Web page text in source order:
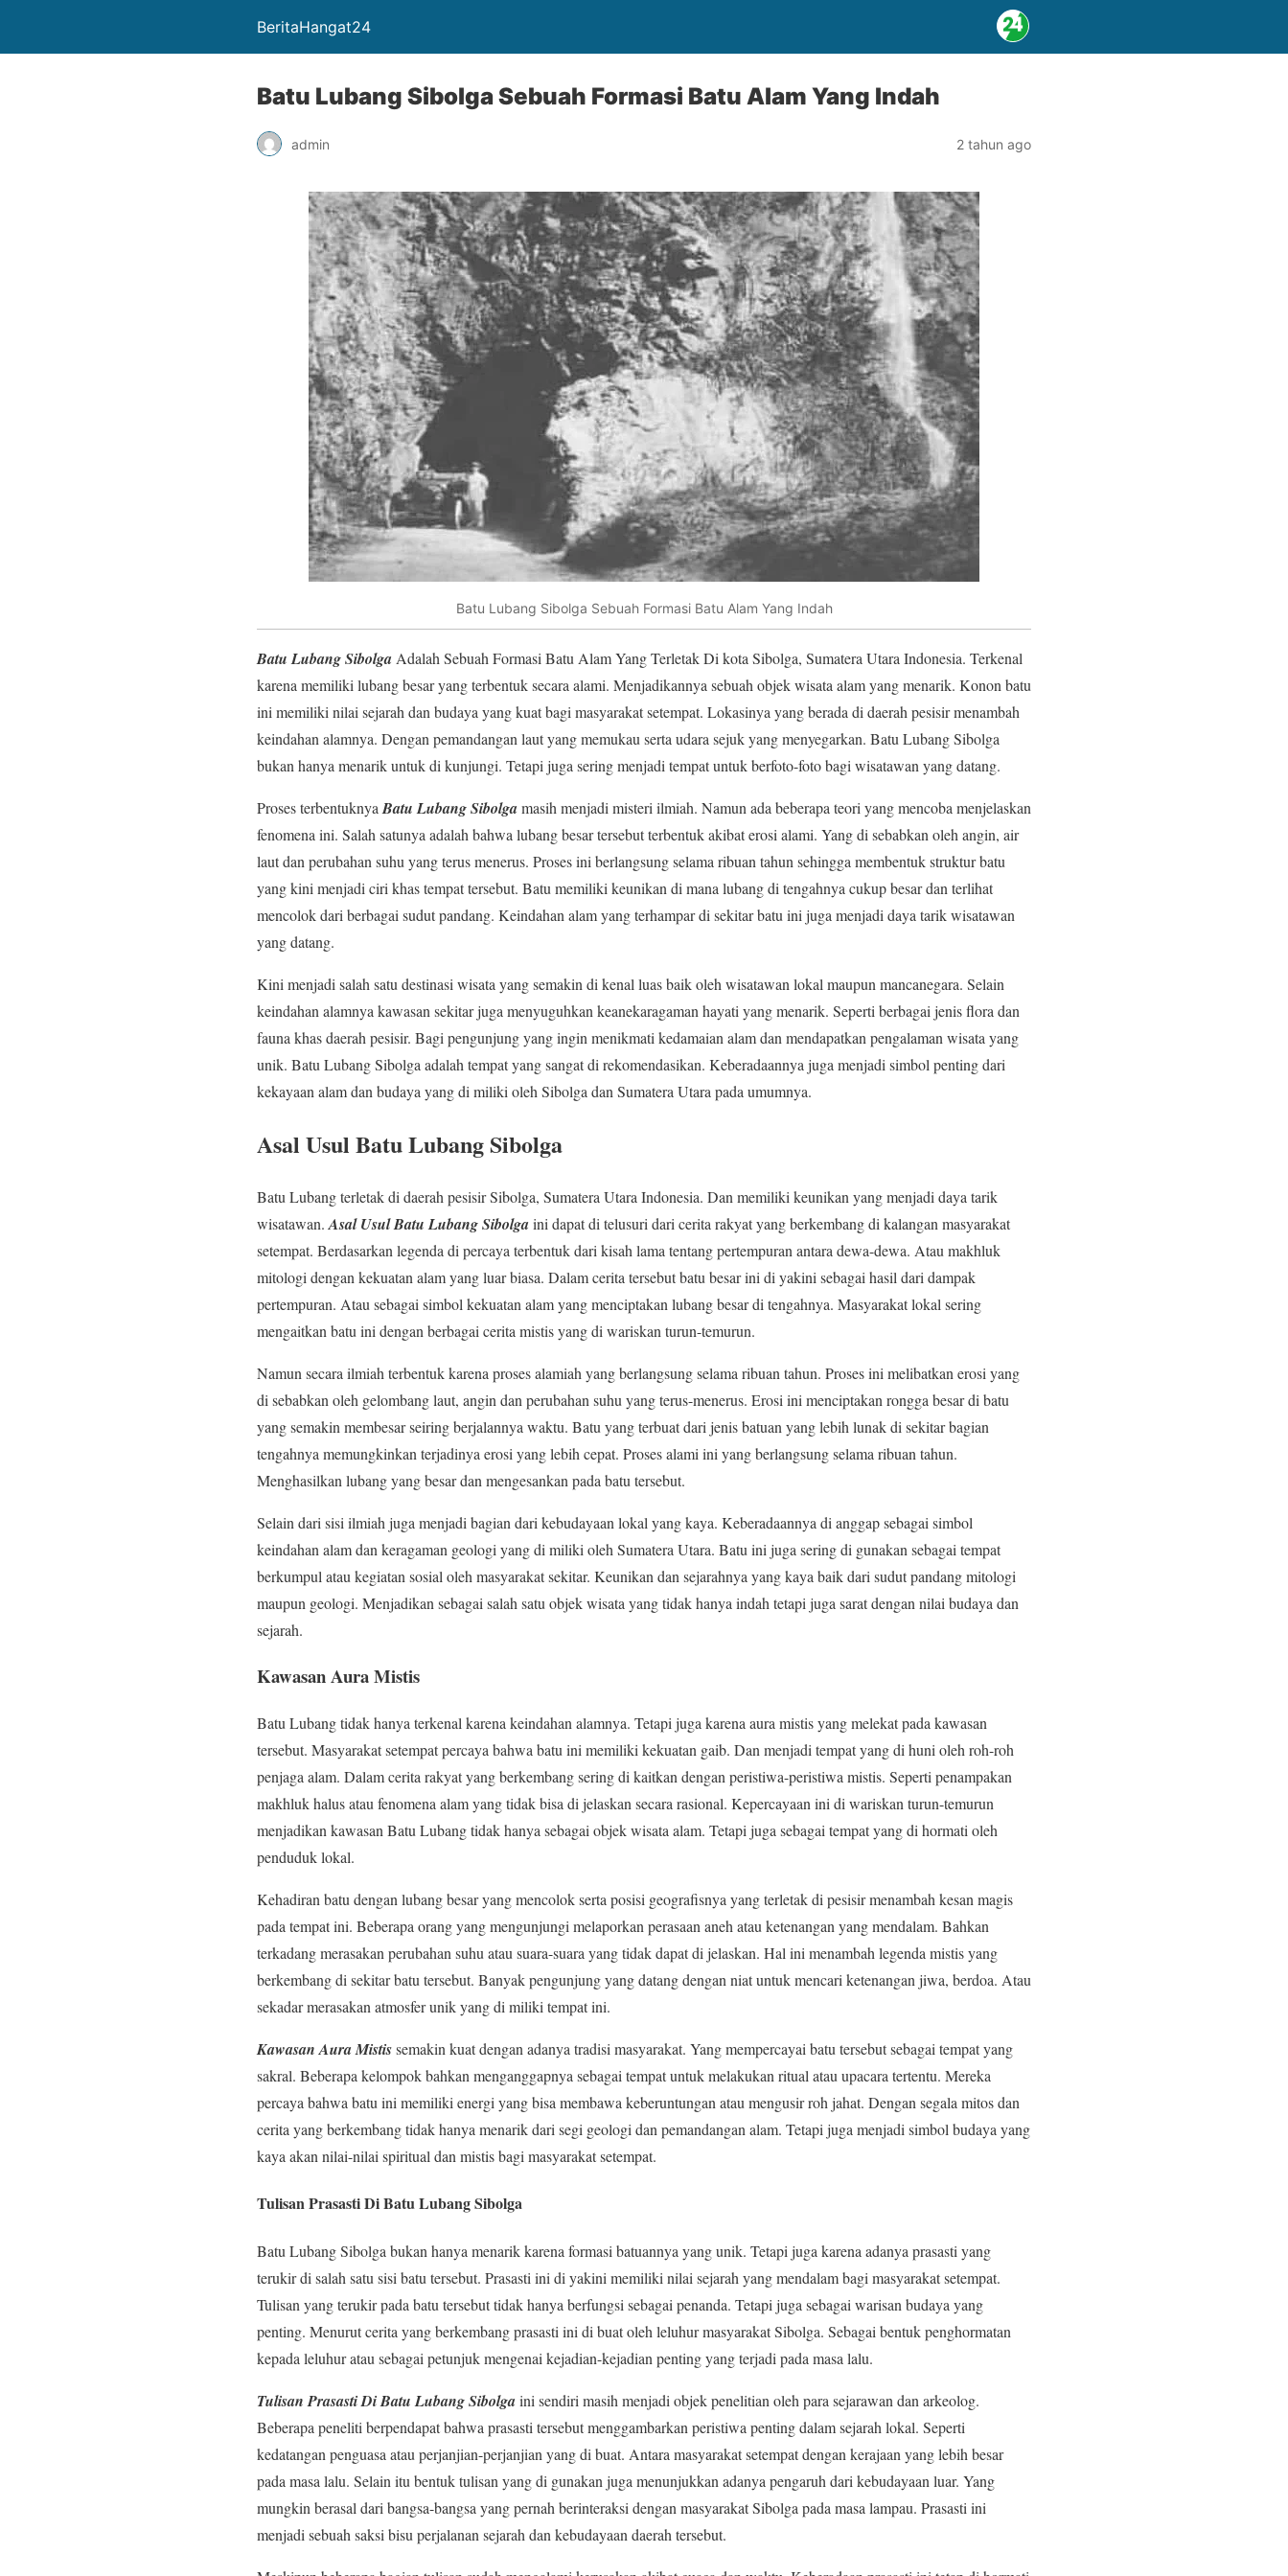
BeritaHangat24
Batu Lubang Sibolga Sebuah Formasi Batu Alam Yang Indah
admin 2 tahun ago
Batu Lubang Sibolga Sebuah Formasi Batu Alam Yang Indah
Batu Lubang Sibolga Adalah Sebuah Formasi Batu Alam Yang Terletak Di kota Sibolga, Sumatera Utara Indonesia. Terkenal
karena memiliki lubang besar yang terbentuk secara alami. Menjadikannya sebuah objek wisata alam yang menarik. Konon batu
ini memiliki nilai sejarah dan budaya yang kuat bagi masyarakat setempat. Lokasinya yang berada di daerah pesisir menambah
keindahan alamnya. Dengan pemandangan laut yang memukau serta udara sejuk yang menyegarkan. Batu Lubang Sibolga
bukan hanya menarik untuk di kunjungi. Tetapi juga sering menjadi tempat untuk berfoto-foto bagi wisatawan yang datang.
Proses terbentuknya Batu Lubang Sibolgamasih menjadi misteri ilmiah. Namun ada beberapa teori yang mencoba menjelaskan
fenomena ini. Salah satunya adalah bahwa lubang besar tersebut terbentuk akibat erosi alami. Yang di sebabkan oleh angin, air
laut dan perubahan suhu yang terus menerus. Proses ini berlangsung selama ribuan tahun sehingga membentuk struktur batu
yang kini menjadi ciri khas tempat tersebut. Batu memiliki keunikan di mana lubang di tengahnya cukup besar dan terlihat
mencolok dari berbagai sudut pandang. Keindahan alam yang terhampar di sekitar batu ini juga menjadi daya tarik wisatawan
yang datang.
Kini menjadi salah satu destinasi wisata yang semakin di kenal luas baik oleh wisatawan lokal maupun mancanegara. Selain
keindahan alamnya kawasan sekitar juga menyuguhkan keanekaragaman hayati yang menarik. Seperti berbagai jenis flora dan
fauna khas daerah pesisir. Bagi pengunjung yang ingin menikmati kedamaian alam dan mendapatkan pengalaman wisata yang
unik. Batu Lubang Sibolga adalah tempat yang sangat di rekomendasikan. Keberadaannya juga menjadi simbol penting dari
kekayaan alam dan budaya yang di miliki oleh Sibolga dan Sumatera Utara pada umumnya.
Asal Usul Batu Lubang Sibolga
Batu Lubang terletak di daerah pesisir Sibolga, Sumatera Utara Indonesia. Dan memiliki keunikan yang menjadi daya tarik
wisatawan. Asal Usul Batu Lubang Sibolgaini dapat di telusuri dari cerita rakyat yang berkembang di kalangan masyarakat
setempat. Berdasarkan legenda di percaya terbentuk dari kisah lama tentang pertempuran antara dewa-dewa. Atau makhluk
mitologi dengan kekuatan alam yang luar biasa. Dalam cerita tersebut batu besar ini di yakini sebagai hasil dari dampak
pertempuran. Atau sebagai simbol kekuatan alam yang menciptakan lubang besar di tengahnya. Masyarakat lokal sering
mengaitkan batu ini dengan berbagai cerita mistis yang di wariskan turun-temurun.
Namun secara ilmiah terbentuk karena proses alamiah yang berlangsung selama ribuan tahun. Proses ini melibatkan erosi yang
di sebabkan oleh gelombang laut, angin dan perubahan suhu yang terus-menerus. Erosi ini menciptakan rongga besar di batu
yang semakin membesar seiring berjalannya waktu. Batu yang terbuat dari jenis batuan yang lebih lunak di sekitar bagian
tengahnya memungkinkan terjadinya erosi yang lebih cepat. Proses alami ini yang berlangsung selama ribuan tahun.
Menghasilkan lubang yang besar dan mengesankan pada batu tersebut.
Selain dari sisi ilmiah juga menjadi bagian dari kebudayaan lokal yang kaya. Keberadaannya di anggap sebagai simbol
keindahan alam dan keragaman geologi yang di miliki oleh Sumatera Utara. Batu ini juga sering di gunakan sebagai tempat
berkumpul atau kegiatan sosial oleh masyarakat sekitar. Keunikan dan sejarahnya yang kaya baik dari sudut pandang mitologi
maupun geologi. Menjadikan sebagai salah satu objek wisata yang tidak hanya indah tetapi juga sarat dengan nilai budaya dan
sejarah.
Kawasan Aura Mistis
Batu Lubang tidak hanya terkenal karena keindahan alamnya. Tetapi juga karena aura mistis yang melekat pada kawasan
tersebut. Masyarakat setempat percaya bahwa batu ini memiliki kekuatan gaib. Dan menjadi tempat yang di huni oleh roh-roh
penjaga alam. Dalam cerita rakyat yang berkembang sering di kaitkan dengan peristiwa-peristiwa mistis. Seperti penampakan
makhluk halus atau fenomena alam yang tidak bisa di jelaskan secara rasional. Kepercayaan ini di wariskan turun-temurun
menjadikan kawasan Batu Lubang tidak hanya sebagai objek wisata alam. Tetapi juga sebagai tempat yang di hormati oleh
penduduk lokal.
Kehadiran batu dengan lubang besar yang mencolok serta posisi geografisnya yang terletak di pesisir menambah kesan magis
pada tempat ini. Beberapa orang yang mengunjungi melaporkan perasaan aneh atau ketenangan yang mendalam. Bahkan
terkadang merasakan perubahan suhu atau suara-suara yang tidak dapat di jelaskan. Hal ini menambah legenda mistis yang
berkembang di sekitar batu tersebut. Banyak pengunjung yang datang dengan niat untuk mencari ketenangan jiwa, berdoa. Atau
sekadar merasakan atmosfer unik yang di miliki tempat ini.
Kawasan Aura Mistissemakin kuat dengan adanya tradisi masyarakat. Yang mempercayai batu tersebut sebagai tempat yang
sakral. Beberapa kelompok bahkan menganggapnya sebagai tempat untuk melakukan ritual atau upacara tertentu. Mereka
percaya bahwa batu ini memiliki energi yang bisa membawa keberuntungan atau mengusir roh jahat. Dengan segala mitos dan
cerita yang berkembang tidak hanya menarik dari segi geologi dan pemandangan alam. Tetapi juga menjadi simbol budaya yang
kaya akan nilai-nilai spiritual dan mistis bagi masyarakat setempat.
Tulisan Prasasti Di Batu Lubang Sibolga
Batu Lubang Sibolga bukan hanya menarik karena formasi batuannya yang unik. Tetapi juga karena adanya prasasti yang
terukir di salah satu sisi batu tersebut. Prasasti ini di yakini memiliki nilai sejarah yang mendalam bagi masyarakat setempat.
Tulisan yang terukir pada batu tersebut tidak hanya berfungsi sebagai penanda. Tetapi juga sebagai warisan budaya yang
penting. Menurut cerita yang berkembang prasasti ini di buat oleh leluhur masyarakat Sibolga. Sebagai bentuk penghormatan
kepada leluhur atau sebagai petunjuk mengenai kejadian-kejadian penting yang terjadi pada masa lalu.
Tulisan Prasasti Di Batu Lubang Sibolgaini sendiri masih menjadi objek penelitian oleh para sejarawan dan arkeolog.
Beberapa peneliti berpendapat bahwa prasasti tersebut menggambarkan peristiwa penting dalam sejarah lokal. Seperti
kedatangan penguasa atau perjanjian-perjanjian yang di buat. Antara masyarakat setempat dengan kerajaan yang lebih besar
pada masa lalu. Selain itu bentuk tulisan yang di gunakan juga menunjukkan adanya pengaruh dari kebudayaan luar. Yang
mungkin berasal dari bangsa-bangsa yang pernah berinteraksi dengan masyarakat Sibolga pada masa lampau. Prasasti ini
menjadi sebuah saksi bisu perjalanan sejarah dan kebudayaan daerah tersebut.